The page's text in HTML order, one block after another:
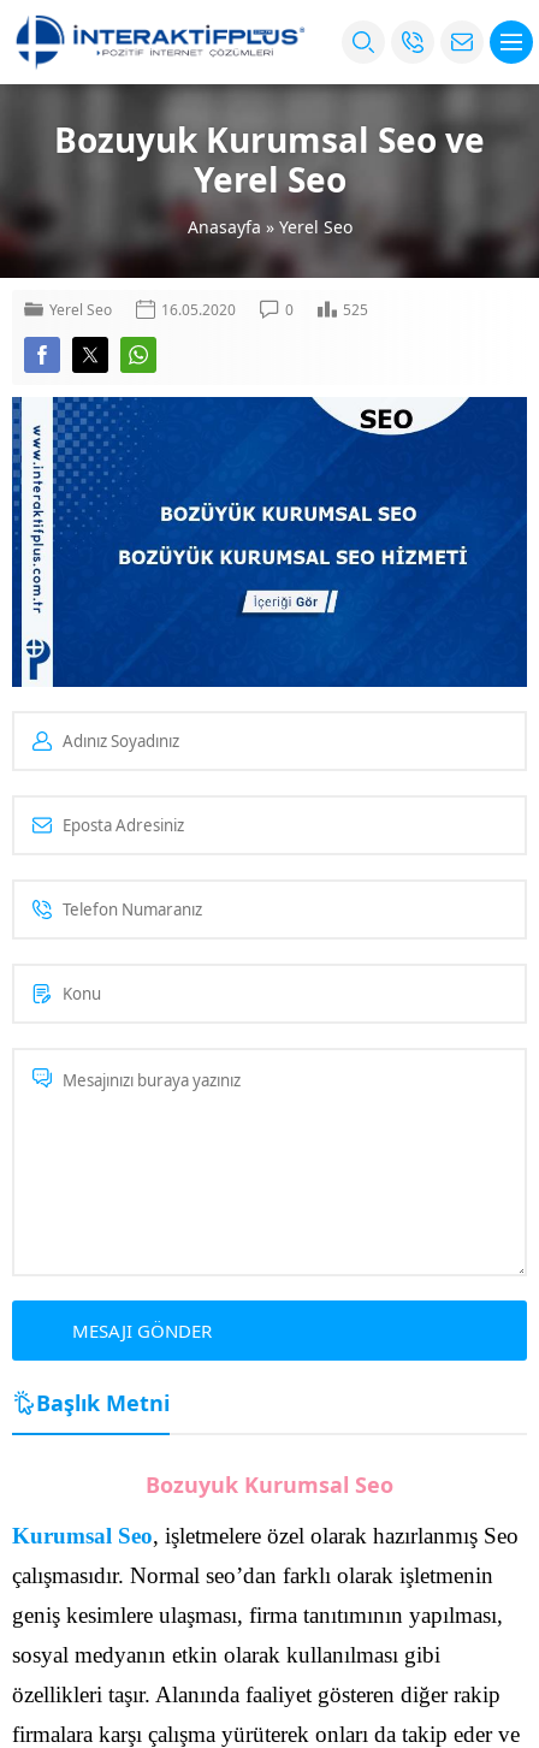
Bozuyuk Kurumsal Seo ve
Yerel Seo
Anasayfa » Yerel Seo
Yerel Seo 16.05.2020 0 525
Başlık Metni
Bozuyuk Kurumsal Seo
Kurumsal Seo, işletmelere özel olarak hazırlanmış Seo
çalışmasıdır. Normal seo’dan farklı olarak işletmenin
geniş kesimlere ulaşması, firma tanıtımının yapılması,
sosyal medyanın etkin olarak kullanılması gibi
özellikleri taşır. Alanında faaliyet gösteren diğer rakip
firmalara karşı çalışma yürüterek onları da takip eder ve